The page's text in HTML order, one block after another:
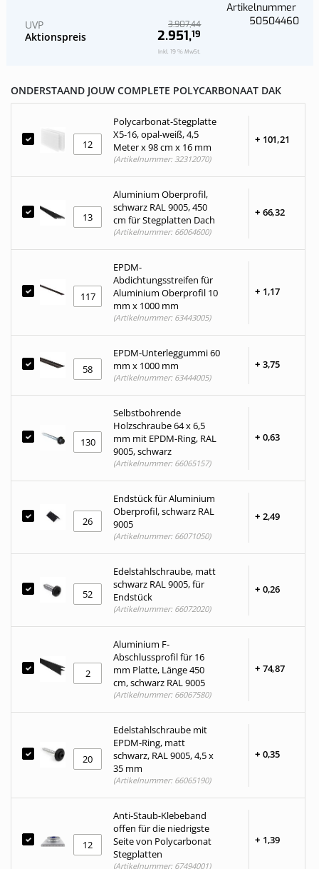
Aktionspreis 2.951,19
UVP 3.907,44
Inkl. 19 % MwSt.
Artikelnummer
50504460
ONDERSTAAND JOUW COMPLETE POLYCARBONAAT DAK
Polycarbonat-Stegplatte
X5-16, opal-weiß, 4,5
Meter x 98 cm x 16 mm
+ 101,21
(Artikelnummer: 32312070)
Aluminium Oberprofil,
schwarz RAL 9005, 450
cm für Stegplatten Dach
+ 66,32
(Artikelnummer: 66064600)
EPDM-
Abdichtungsstreifen für
Aluminium Oberprofil 10
mm x 1000 mm
+ 1,17
(Artikelnummer: 63443005)
EPDM-Unterleggummi 60
mm x 1000 mm
+ 3,75
(Artikelnummer: 63444005)
Selbstbohrende
Holzschraube 64 x 6,5
mm mit EPDM-Ring, RAL
9005, schwarz
+ 0,63
(Artikelnummer: 66065157)
Endstück für Aluminium
Oberprofil, schwarz RAL
9005
+ 2,49
(Artikelnummer: 66071050)
Edelstahlschraube, matt
schwarz RAL 9005, für
Endstück
+ 0,26
(Artikelnummer: 66072020)
Aluminium F-
Abschlussprofil für 16
mm Platte, Länge 450
cm, schwarz RAL 9005
+ 74,87
(Artikelnummer: 66067580)
Edelstahlschraube mit
EPDM-Ring, matt
schwarz, RAL 9005, 4,5 x
35 mm
+ 0,35
(Artikelnummer: 66065190)
Anti-Staub-Klebeband
offen für die niedrigste
Seite von Polycarbonat
Stegplatten
+ 1,39
(Artikelnummer: 67494001)